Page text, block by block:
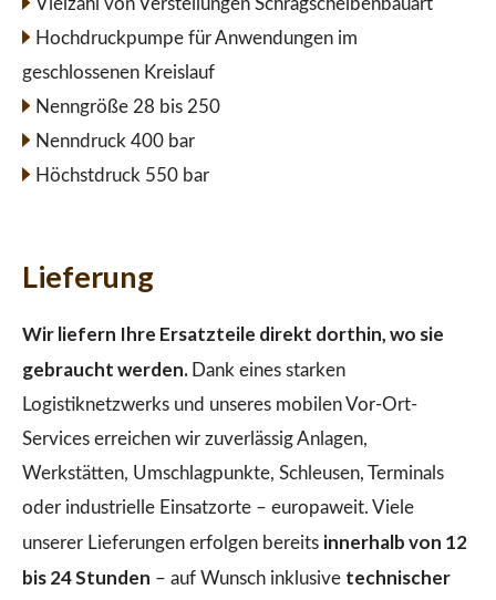
Vielzahl von Verstellungen Schrägscheibenbauart
Hochdruckpumpe für Anwendungen im
geschlossenen Kreislauf
Nenngröße 28 bis 250
Nenndruck 400 bar
Höchstdruck 550 bar
Lieferung
Wir liefern Ihre Ersatzteile direkt dorthin, wo sie
gebraucht werden. Dank eines starken
Logistiknetzwerks und unseres mobilen Vor-Ort-
Services erreichen wir zuverlässig Anlagen,
Werkstätten, Umschlagpunkte, Schleusen, Terminals
oder industrielle Einsatzorte – europaweit. Viele
unserer Lieferungen erfolgen bereits innerhalb von 12
bis 24 Stunden – auf Wunsch inklusive technischer